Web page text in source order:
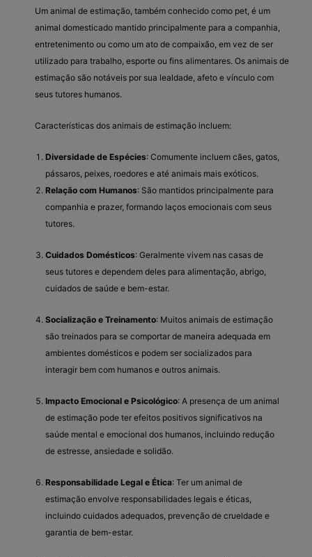
Um animal de estimação, também conhecido como pet, é um
animal domesticado mantido principalmente para a companhia,
entretenimento ou como um ato de compaixão, em vez de ser
utilizado para trabalho, esporte ou fins alimentares. Os animais de
estimação são notáveis por sua lealdade, afeto e vínculo com
seus tutores humanos.
Características dos animais de estimação incluem:
Diversidade de Espécies: Comumente incluem cães, gatos,
pássaros, peixes, roedores e até animais mais exóticos.
Relação com Humanos: São mantidos principalmente para
companhia e prazer, formando laços emocionais com seus
tutores.
Cuidados Domésticos: Geralmente vivem nas casas de
seus tutores e dependem deles para alimentação, abrigo,
cuidados de saúde e bem-estar.
Socialização e Treinamento: Muitos animais de estimação
são treinados para se comportar de maneira adequada em
ambientes domésticos e podem ser socializados para
interagir bem com humanos e outros animais.
Impacto Emocional e Psicológico: A presença de um animal
de estimação pode ter efeitos positivos significativos na
saúde mental e emocional dos humanos, incluindo redução
de estresse, ansiedade e solidão.
Responsabilidade Legal e Ética: Ter um animal de
estimação envolve responsabilidades legais e éticas,
incluindo cuidados adequados, prevenção de crueldade e
garantia de bem-estar.